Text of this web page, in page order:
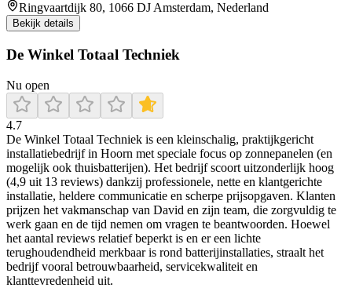
Ringvaartdijk 80, 1066 DJ Amsterdam, Nederland
Bekijk details
De Winkel Totaal Techniek
Nu open
4.7
De Winkel Totaal Techniek is een kleinschalig, praktijkgericht
installatiebedrijf in Hoorn met speciale focus op zonnepanelen (en
mogelijk ook thuisbatterijen). Het bedrijf scoort uitzonderlijk hoog
(4,9 uit 13 reviews) dankzij professionele, nette en klantgerichte
installatie, heldere communicatie en scherpe prijsopgaven. Klanten
prijzen het vakmanschap van David en zijn team, die zorgvuldig te
werk gaan en de tijd nemen om vragen te beantwoorden. Hoewel
het aantal reviews relatief beperkt is en er een lichte
terughoudendheid merkbaar is rond batterijinstallaties, straalt het
bedrijf vooral betrouwbaarheid, servicekwaliteit en
klanttevredenheid uit.